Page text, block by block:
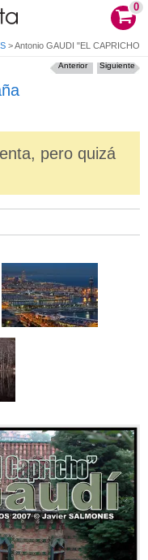
0
>Antonio GAUDI "EL CAPRICHO"
Siguiente
Anterior
pero quizá